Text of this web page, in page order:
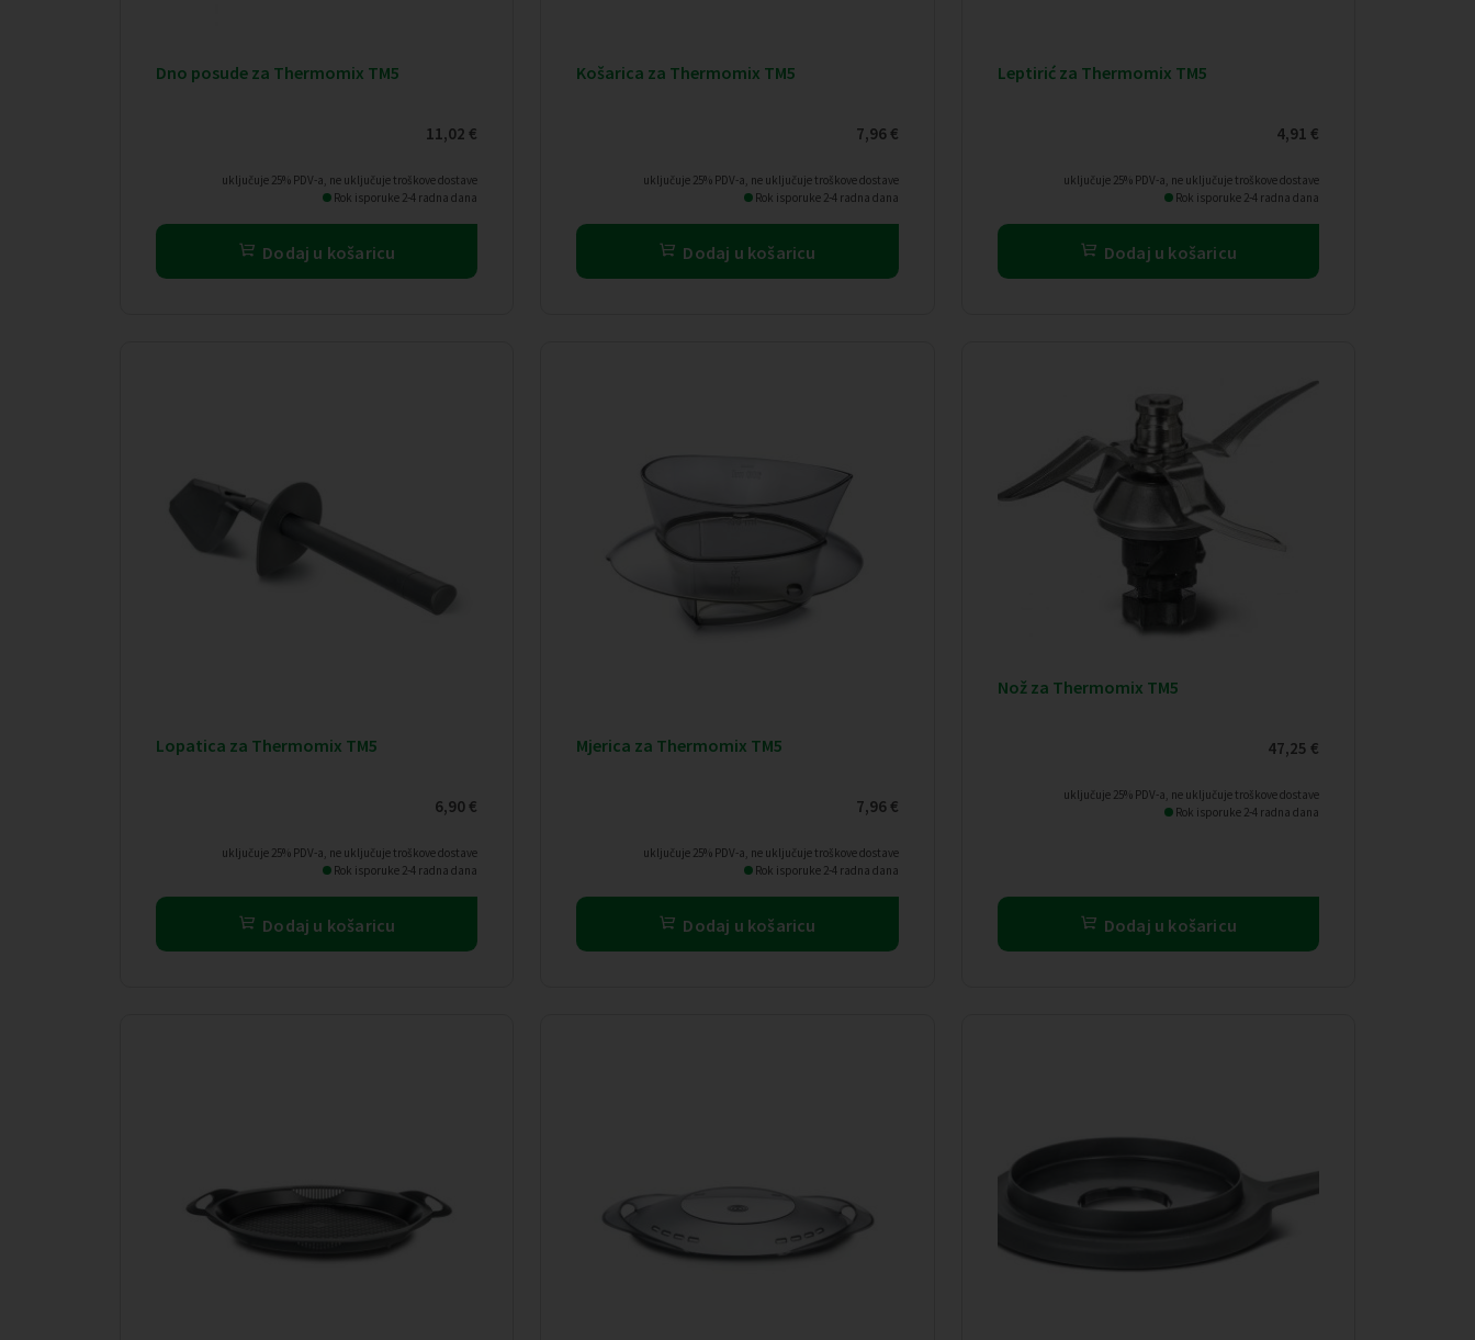
Dno posude za Thermomix TM5
11,02€
uključuje 25% PDV-a, ne uključuje troškove dostave
Rok isporuke 2-4 radna dana
Dodaj u košaricu
Košarica za Thermomix TM5
7,96€
uključuje 25% PDV-a, ne uključuje troškove dostave
Rok isporuke 2-4 radna dana
Dodaj u košaricu
Leptirić za Thermomix TM5
4,91 €
uključuje 25% PDV-a, ne uključuje troškove dostave
Rok isporuke 2-4 radna dana
Dodaj u košaricu
Lopatica za Thermomix TM5
6,90€
uključuje 25% PDV-a, ne uključuje troškove dostave
Rok isporuke 2-4 radna dana
Dodaj u košaricu
Mjerica za Thermomix TM5
7,96€
uključuje 25% PDV-a, ne uključuje troškove dostave
Rok isporuke 2-4 radna dana
Dodaj u košaricu
Nož za Thermomix TM5
47,25 €
uključuje 25% PDV-a, ne uključuje troškove dostave
Rok isporuke 2-4 radna dana
Dodaj u košaricu